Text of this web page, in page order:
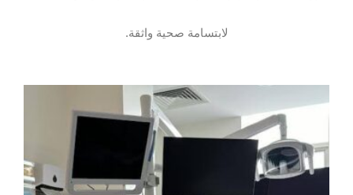
لابتسامة صحية واثقة.